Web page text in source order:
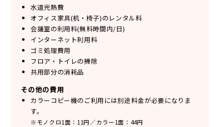
水道光熱費
オフィス家具(机・椅子)のレンタル料
会議室の利用料(無料時間内/日)
インターネット利用料
ゴミ処理費用
フロア・トイレの掃除
共用部分の消耗品
その他の費用
カラーコピー機のご利用には別途料金が必要になりま
す。
※モノクロ1面：11円／カラー1面：44円